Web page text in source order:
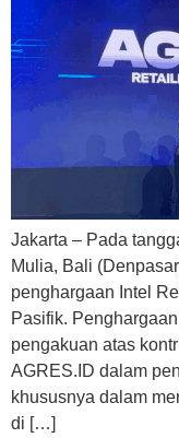
Jakarta – Pada
Mulia, Bali
penghargaan Intel
Pasifik.
pengakuan atas
AGRES.ID dalam
khususnya dalam
di […]